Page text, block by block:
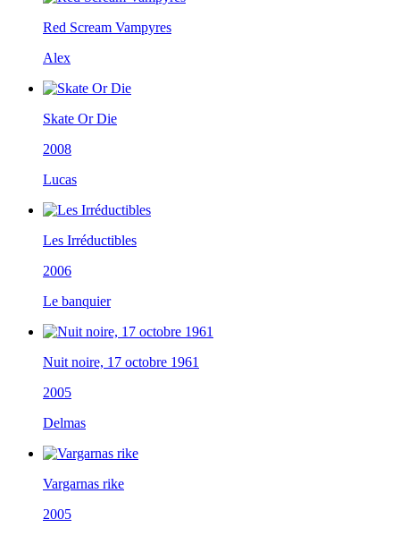
Red Scream Vampyres
Alex
Skate Or Die
2008
Lucas
Les Irréductibles
2006
Le banquier
Nuit noire, 17 octobre 1961
2005
Delmas
Vargarnas rike
2005